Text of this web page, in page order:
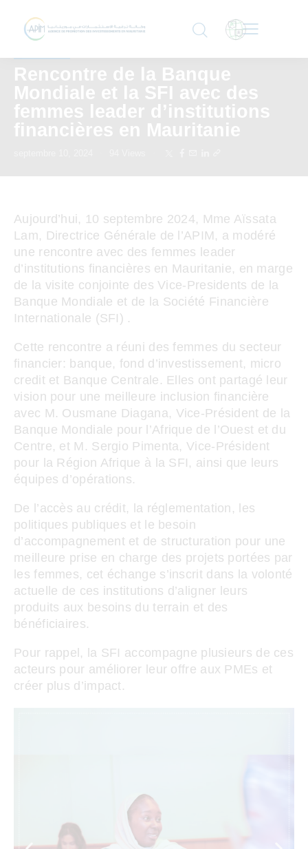
Rencontre de la Banque
Aujourd’hui, 10 septembre 2024, Mme Aïssata
Lam, Directrice Générale de l’APIM, a modéré
une rencontre avec des femmes leader
d’institutions financières en Mauritanie, en marge
de la visite conjointe des Vice-Presidents de la
Banque Mondiale et de la Société Financière
Internationale (SFI) .
Cette rencontre a réuni des femmes du secteur
financier: banque, fond d’investissement, micro
credit et Banque Centrale. Elles ont partagé leur
vision pour une meilleure inclusion financière
avec M. Ousmane Diagana, Vice-Président de la
Banque Mondiale pour l’Afrique de l’Ouest et du
Centre, et M. Sergio Pimenta, Vice-Président
pour la Région Afrique à la SFI, ainsi que leurs
équipes d’opérations.
De l’accès au crédit, la réglementation, les
politiques publiques et le besoin
d’accompagnement et de structuration pour une
meilleure prise en charge des projets portées par
les femmes, cet échange s’inscrit dans la volonté
actuelle de ces institutions d’aligner leurs
produits aux besoins du terrain et des
bénéficiaires.
Pour rappel, la SFI accompagne plusieurs de ces
acteurs pour améliorer leur offre aux PMEs et
créer plus d’impact.